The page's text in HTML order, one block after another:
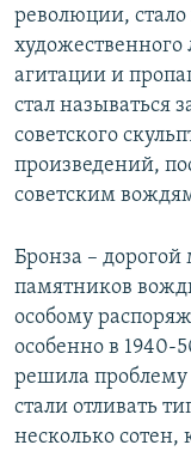
революции,
агитации и
стал называться
советского
произведений,
советским
Бронза –
памятников
особому
особенно в 1940-
решила проблему
стали отливать
несколько сотен,